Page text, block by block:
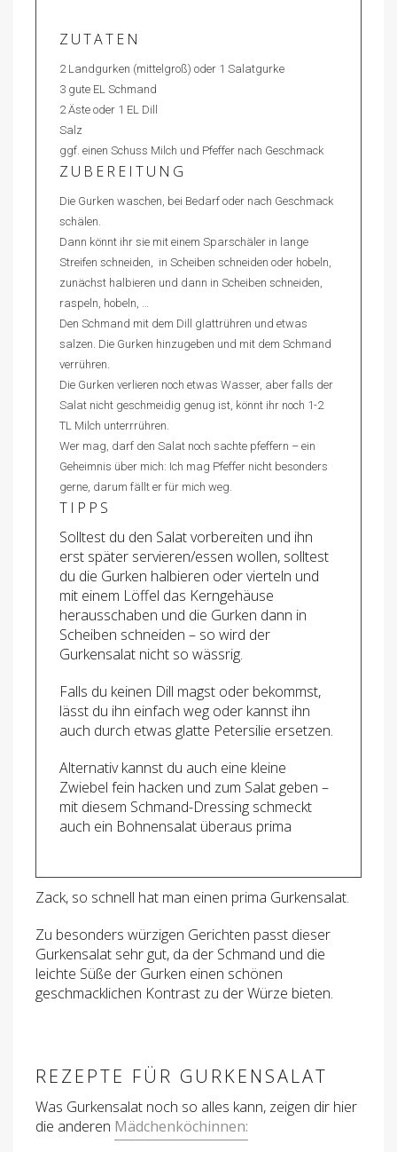
ZUTATEN
2 Landgurken (mittelgroß) oder 1 Salatgurke
3 gute EL Schmand
2 Äste oder 1 EL Dill
Salz
ggf. einen Schuss Milch und Pfeffer nach Geschmack
ZUBEREITUNG
Die Gurken waschen, bei Bedarf oder nach Geschmack
schälen.
Dann könnt ihr sie mit einem Sparschäler in lange
Streifen schneiden, in Scheiben schneiden oder hobeln,
zunächst halbieren und dann in Scheiben schneiden,
raspeln, hobeln, …
Den Schmand mit dem Dill glattrühren und etwas
salzen. Die Gurken hinzugeben und mit dem Schmand
verrühren.
Die Gurken verlieren noch etwas Wasser, aber falls der
Salat nicht geschmeidig genug ist, könnt ihr noch 1-2
TL Milch unterrrühren.
Wer mag, darf den Salat noch sachte pfeffern – ein
Geheimnis über mich: Ich mag Pfeffer nicht besonders
gerne, darum fällt er für mich weg.
TIPPS
Solltest du den Salat vorbereiten und ihn
erst später servieren/essen wollen, solltest
du die Gurken halbieren oder vierteln und
mit einem Löffel das Kerngehäuse
herausschaben und die Gurken dann in
Scheiben schneiden – so wird der
Gurkensalat nicht so wässrig.
Falls du keinen Dill magst oder bekommst,
lässt du ihn einfach weg oder kannst ihn
auch durch etwas glatte Petersilie ersetzen.
Alternativ kannst du auch eine kleine
Zwiebel fein hacken und zum Salat geben –
mit diesem Schmand-Dressing schmeckt
auch ein Bohnensalat überaus prima
Zack, so schnell hat man einen prima Gurkensalat.
Zu besonders würzigen Gerichten passt dieser
Gurkensalat sehr gut, da der Schmand und die
leichte Süße der Gurken einen schönen
geschmacklichen Kontrast zu der Würze bieten.
REZEPTE FÜR GURKENSALAT
Was Gurkensalat noch so alles kann, zeigen dir hier
die anderen Mädchenköchinnen: